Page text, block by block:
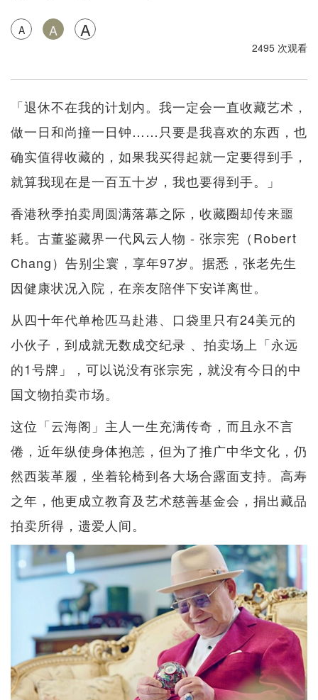
A A A
2495 次观看
「退休不在我的计划内。我一定会一直收藏艺术，
做一日和尚撞一日钟……只要是我喜欢的东西，也
确实值得收藏的，如果我买得起就一定要得到手，
就算我现在是一百五十岁，我也要得到手。」
香港秋季拍卖周圆满落幕之际，收藏圈却传来噩
耗。古董鉴藏界一代风云人物 - 张宗宪（Robert
Chang）告别尘寰，享年97岁。据悉，张老先生
因健康状况入院，在亲友陪伴下安详离世。
从四十年代单枪匹马赴港、口袋里只有24美元的
小伙子，到成就无数成交纪录 、拍卖场上「永远
的1号牌」，可以说没有张宗宪，就没有今日的中
国文物拍卖市场。
这位「云海阁」主人一生充满传奇，而且永不言
倦，近年纵使身体抱恙，但为了推广中华文化，仍
然西装革履，坐着轮椅到各大场合露面支持。高寿
之年，他更成立教育及艺术慈善基金会，捐出藏品
拍卖所得，遗爱人间。